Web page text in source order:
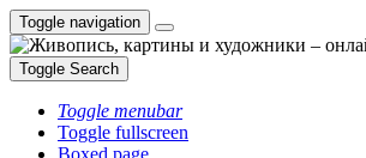
Toggle navigation
Toggle Search
Toggle menubar
Toggle fullscreen
Boxed page